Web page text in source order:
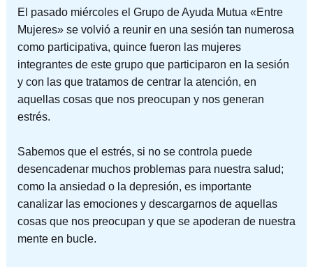
El pasado miércoles el Grupo de Ayuda Mutua «Entre
Mujeres» se volvió a reunir en una sesión tan numerosa
como participativa, quince fueron las mujeres
integrantes de este grupo que participaron en la sesión
y con las que tratamos de centrar la atención, en
aquellas cosas que nos preocupan y nos generan
estrés.
Sabemos que el estrés, si no se controla puede
desencadenar muchos problemas para nuestra salud;
como la ansiedad o la depresión, es importante
canalizar las emociones y descargarnos de aquellas
cosas que nos preocupan y que se apoderan de nuestra
mente en bucle.